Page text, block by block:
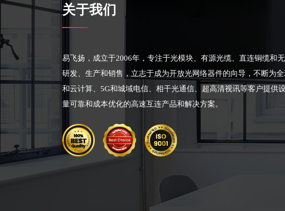
关于我们
易飞扬，成立于2006年，专注于光模块、有源光缆、直连铜缆和
研发、生产和销售，立志于成为开放光网络器件的向导，不断为
和云计算、5G和城域电信、相干光通信、超高清视讯等客户提供
量可靠和成本优化的高速互连产品和解决方案。